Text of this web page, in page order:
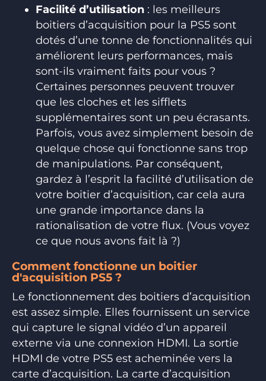
Facilité d’utilisation : les meilleurs
boitiers d’acquisition pour la PS5 sont
dotés d’une tonne de fonctionnalités qui
améliorent leurs performances, mais
sont-ils vraiment faits pour vous ?
Certaines personnes peuvent trouver
que les cloches et les sifflets
supplémentaires sont un peu écrasants.
Parfois, vous avez simplement besoin de
quelque chose qui fonctionne sans trop
de manipulations. Par conséquent,
gardez à l’esprit la facilité d’utilisation de
votre boitier d’acquisition, car cela aura
une grande importance dans la
rationalisation de votre flux. (Vous voyez
ce que nous avons fait là ?)
Comment fonctionne un boitier
d'acquisition PS5 ?
Le fonctionnement des boitiers d’acquisition
est assez simple. Elles fournissent un service
qui capture le signal vidéo d’un appareil
externe via une connexion HDMI. La sortie
HDMI de votre PS5 est acheminée vers la
carte d’acquisition. La carte d’acquisition